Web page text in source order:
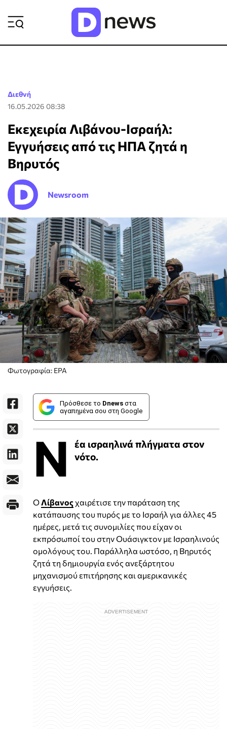
Διεθνή
16.05.2026 08:38
Εκεχειρία Λιβάνου-Ισραήλ:
Εγγυήσεις από τις ΗΠΑ ζητά η
Βηρυτός
Newsroom
Φωτογραφία: ΕΡΑ
Πρόσθεσε το Dnews στα
αγαπημένα σου στη Google
Ν
έα ισραηλινά πλήγματα στον
νότο.
Ο Λίβανοςχαιρέτισε την παράταση της
κατάπαυσης του πυρός με το Ισραήλ για άλλες 45
ημέρες, μετά τις συνομιλίες που είχαν οι
εκπρόσωποί του στην Ουάσιγκτον με Ισραηλινούς
ομολόγους του. Παράλληλα ωστόσο, η Βηρυτός
ζητά τη δημιουργία ενός ανεξάρτητου
μηχανισμού επιτήρησης και αμερικανικές
εγγυήσεις.